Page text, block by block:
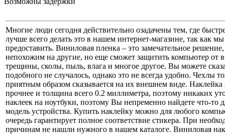
Многие люди сегодня действительно озадачены тем, где
лучше всего делать это в нашем интернет-магазине, так как
предоставить. Виниловая пленка – это замечательное
непохожим на другие, но еще сможет защитить компьютер от
трещины, сколы, пыль, влага и многое другое. Вы можете
подобного не случалось, однако это не всегда удобно. Чехлы
приятным образом сказывается на их внешнем виде.
прочнее и толщина всего 0.2 миллиметра, поэтому никаких
наклеек на ноутбуки, поэтому Вы непременно найдете что-то
модель устройства. Купить наклейку можно для любого
очередь гарантирует полное соответствие стикера. При
причинам не нашли нужного в нашем каталоге. Виниловая